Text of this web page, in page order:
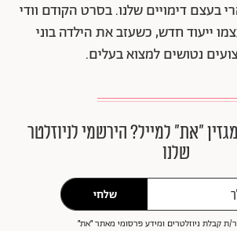
בעצם דימויים שלנו. בסרט הקודם וודי
ייעוד חדש, כשעזב את הילדה בוני
נטושים למצוא בעלים.
״את״ למייל? הירשמי לניוזלטר
שלנו
שלחי
ת קבלת ניוזלטרים ומידע פרסומי מאתר ״את״